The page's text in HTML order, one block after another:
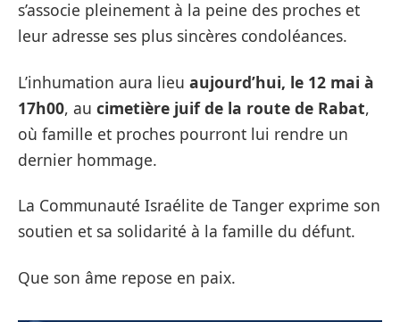
s’associe pleinement à la peine des proches et
leur adresse ses plus sincères condoléances.
L’inhumation aura lieu aujourd’hui, le 12 mai à
17h00, au cimetière juif de la route de Rabat,
où famille et proches pourront lui rendre un
dernier hommage.
La Communauté Israélite de Tanger exprime son
soutien et sa solidarité à la famille du défunt.
Que son âme repose en paix.